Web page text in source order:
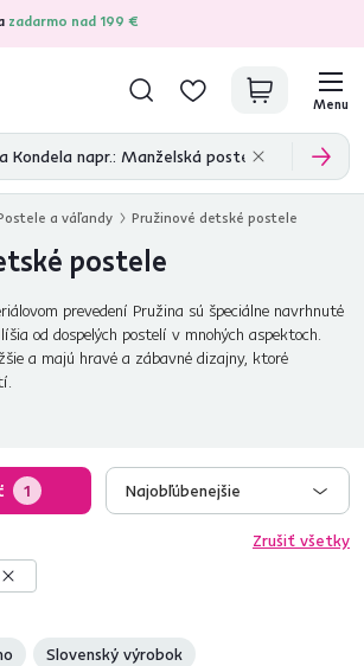
zadarmo nad 199 €
31 285overených produktových recenzií
Menu
a váľandy Pružinové detské postele
postele
prevedení Pružina sú špeciálne navrhnuté
od dospelých postelí v mnohých aspektoch.
a majú hravé a zábavné dizajny, ktoré
1 Najobľúbenejšie
Slovenský výrobok
Zrušiť všetky